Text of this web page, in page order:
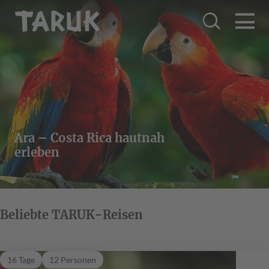
Ara – Costa Rica hautnah
erleben
Beliebte TARUK-Reisen
16 Tage 12 Personen
Kolibri